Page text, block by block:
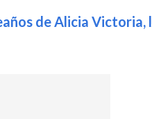
de Alicia Victoria,